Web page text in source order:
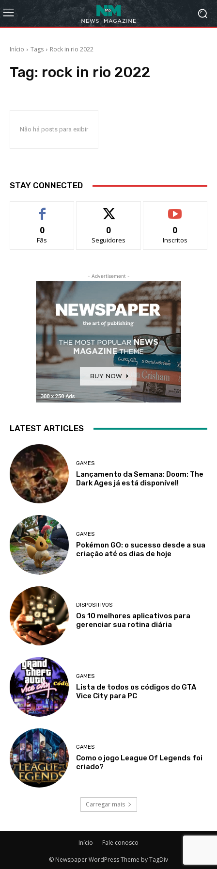
Início Tags Rock in rio 2022
Tag: rock in rio 2022
Não há posts para exibir
STAY CONNECTED
0
Fãs
0
Seguidores
0
Inscritos
- Advertisement -
LATEST ARTICLES
GAMES
Lançamento da Semana: Doom: The
Dark Ages já está disponível!
GAMES
Pokémon GO: o sucesso desde a sua
criação até os dias de hoje
DISPOSITIVOS
Os 10 melhores aplicativos para
gerenciar sua rotina diária
GAMES
Lista de todos os códigos do GTA
Vice City para PC
GAMES
Como o jogo League Of Legends foi
criado?
Carregar mais
Início Fale conosco
© Newspaper WordPress Theme by TagDiv